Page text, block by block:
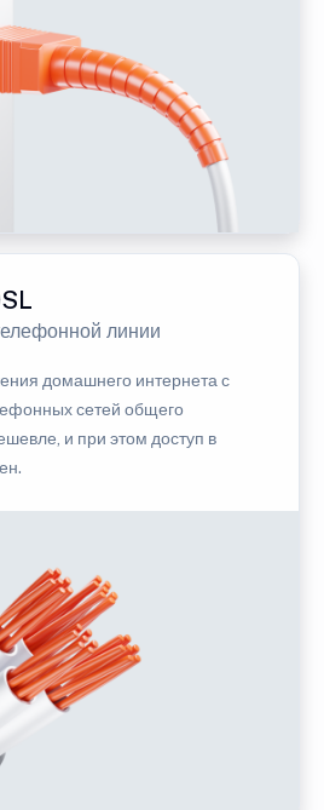
линии
домашнего интернета с
сетей общего
и при этом доступ в